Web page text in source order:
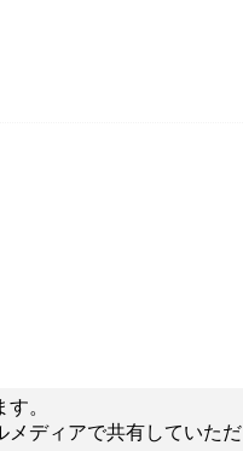
。
メディアで共有していただ